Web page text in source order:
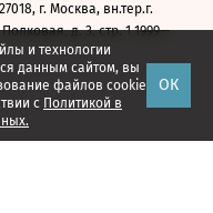
и технологии
данным сайтом, вы
файлов cookie
с Политикой в
ОК
г. Москва, вн.тер.г.
д. 3, стр. 1 1999—